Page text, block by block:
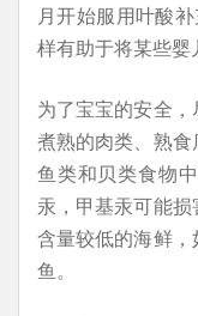
月开始服用叶酸
样有助于将某些婴
为了宝宝的安全
煮熟的肉类、熟食
鱼类和贝类食物
汞，甲基汞可能
含量较低的海鲜
鱼。